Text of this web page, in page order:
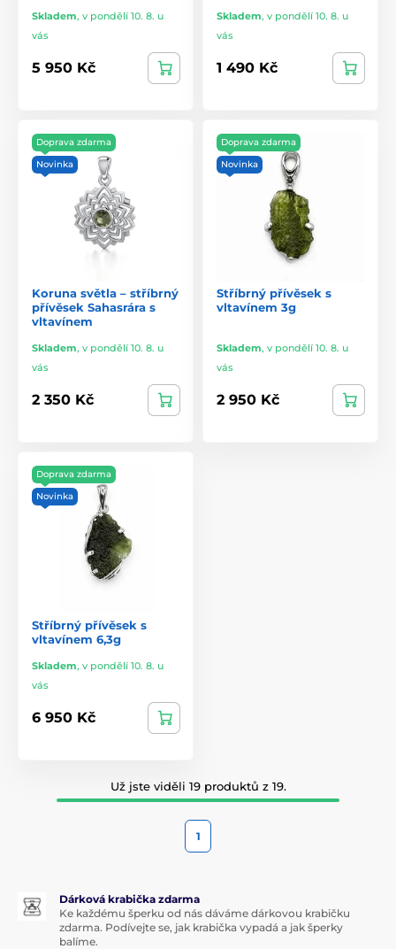
Skladem, v pondělí 10. 8. u
vás
5 950 Kč
Skladem, v pondělí 10. 8. u
vás
1 490 Kč
Doprava zdarma
Novinka
Koruna světla – stříbrný
přívěsek Sahasrára s
vltavínem
Skladem, v pondělí 10. 8. u
vás
2 350 Kč
Doprava zdarma
Novinka
Stříbrný přívěsek s
vltavínem 3g
Skladem, v pondělí 10. 8. u
vás
2 950 Kč
Doprava zdarma
Novinka
Stříbrný přívěsek s
vltavínem 6,3g
Skladem, v pondělí 10. 8. u
vás
6 950 Kč
Už jste viděli 19 produktů z 19.
1
Dárková krabička zdarma
Ke každému šperku od nás dáváme dárkovou krabičku
zdarma. Podívejte se, jak krabička vypadá a jak šperky
balíme.